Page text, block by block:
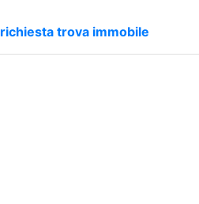
richiesta trova immobile